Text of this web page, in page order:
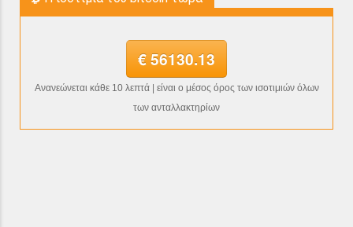
€ 56130.13
Ανανεώνεται κάθε 10 λεπτά | είναι ο μέσος όρος των ισοτιμιών όλων
των ανταλλακτηρίων